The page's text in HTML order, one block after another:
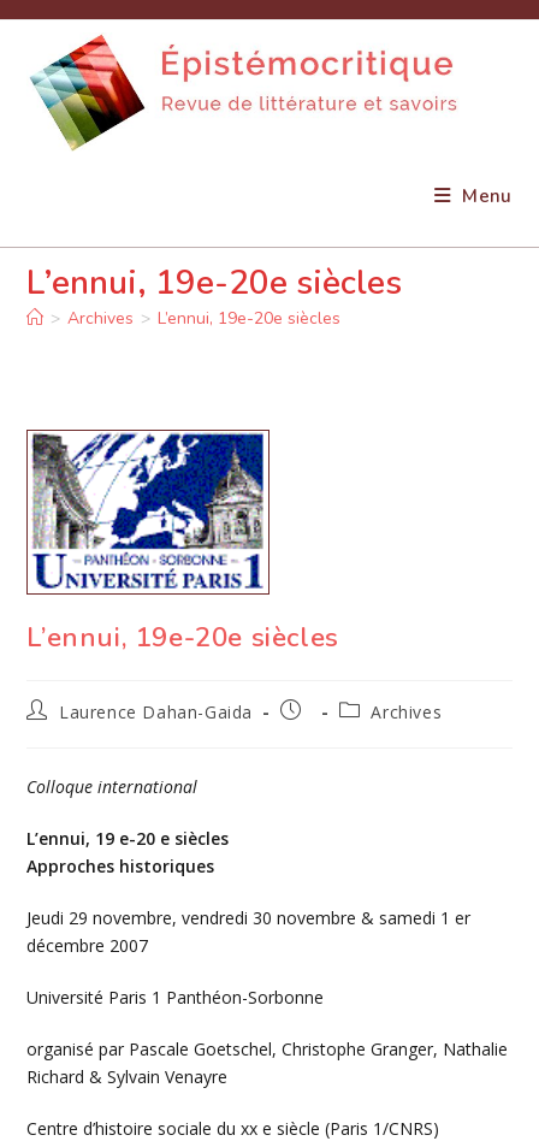
content
Menu
L’ennui, 19e-20e siècles
> Archives > L’ennui, 19e-20e siècles
L’ennui, 19e-20e siècles
Auteur/autrice
publication :
Laurence Dahan-Gaida
Publication
PostArchives
Colloque international
L’ennui, 19 e-20 e siècles
Approches historiques
Jeudi 29 novembre, vendredi 30 novembre & samedi 1 er
décembre 2007
Université Paris 1 Panthéon-Sorbonne
organisé par Pascale Goetschel, Christophe Granger, Nathalie
Richard & Sylvain Venayre
Centre d’histoire sociale du xx e siècle (Paris 1/CNRS)